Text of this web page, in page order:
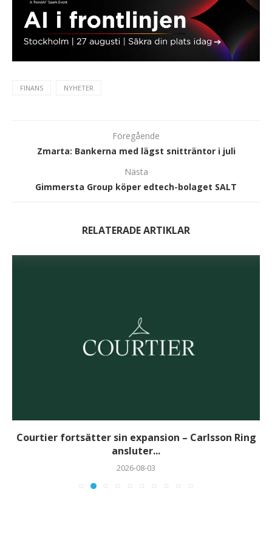
FINANS NYHETER
Föregående
Zmarta: Bankerna med lägst snitträntor i juli
Nästa
Gimmersta Group köper edtech-bolaget SALT
RELATERADE ARTIKLAR
Courtier fortsätter sin expansion – Carlsson Ring
ansluter...
2026-08-03